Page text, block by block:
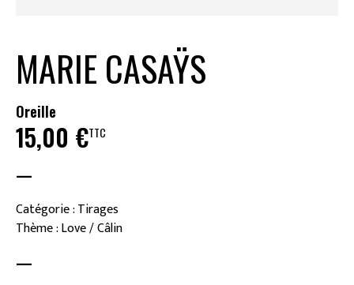
MARIE CASAŸS
Oreille
15,00 €TTC
—
Catégorie : Tirages
Thème : Love / Câlin
—